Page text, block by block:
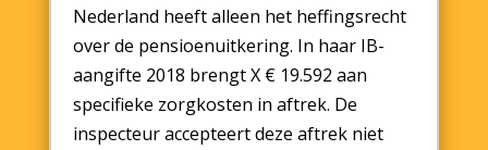
Nederland heeft alleen het heffingsrecht
over de pensioenuitkering. In haar IB-
aangifte 2018 brengt X € 19.592 aan
specifieke zorgkosten in aftrek. De
inspecteur accepteert deze aftrek niet